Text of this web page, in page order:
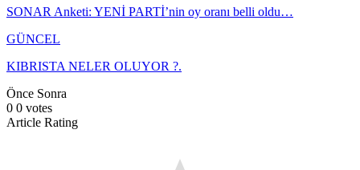
SONAR Anketi: YENİ PARTİ’nin oy oranı belli oldu…
GÜNCEL
KIBRISTA NELER OLUYOR ?.
Önce Sonra
0 0 votes
Article Rating